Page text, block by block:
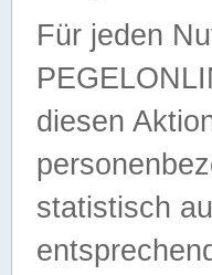
Für jeden
diesen
statistisch